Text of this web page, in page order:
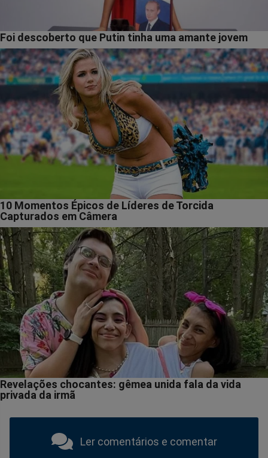
Ler comentários e comentar